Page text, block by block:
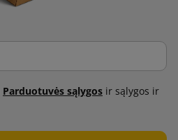
Parduotuvės sąlygos ir sąlygos ir